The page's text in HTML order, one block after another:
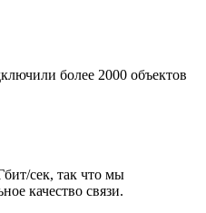
более 2000 объектов
сек, так что мы
качество связи.